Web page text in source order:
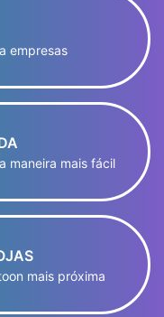
empresas
maneira mais fácil
mais próxima